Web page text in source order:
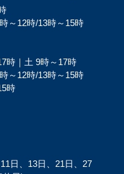
～12時/13時～15時
｜土 9時～17時
12時/13時～15時
時
日、13日、21日、27